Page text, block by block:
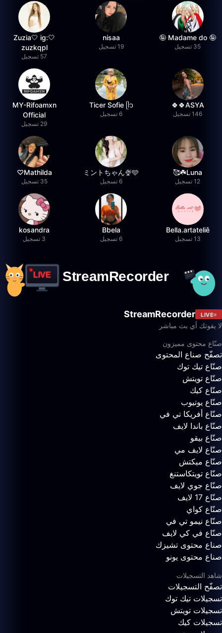
🤪 Madame do 🤪
35 تسجيل
nisaa
19 تسجيل
🤍Zuzia🤍 ig:
zuzkqpl
57 تسجيل
ASYA🍀🍀
146 تسجيل
Ticer Sofie ᥫ᭡
6 تسجيل
MY-Rifoamxn
Official
29 تسجيل
Luna☘️🥰
12 تسجيل
ミントちゃん🍨🩵
6 تسجيل
Mathilda♡︎
35 تسجيل
Bella.artateliê
13 تسجيل
Bbela
6 تسجيل
kosandra
3 تسجيل
LIVE
StreamRecorder
لا يفوتك أي بث مباشر
صنّاع محتوى مميزون
تصفّح صناع المحتوى
صنّاع تيك توك
صنّاع تويتش
صنّاع كيك
صنّاع يوتيوب
صنّاع أفريكا تي في
صنّاع باندا لايف
صنّاع بيقو
صنّاع لايف مي
صنّاع ميكتش
صنّاع تويتكاستنغ
صنّاع جوي لايف
صنّاع 17 لايف
صنّاع كواي
صنّاع نيمو تي في
صنّاع في كي لايف
صناع محتوى تشيزك
صناع محتوى يونو
شاهد التسجيلات
تصفّح التسجيلات
تسجيلات تيك توك
تسجيلات تويتش
تسجيلات كيك